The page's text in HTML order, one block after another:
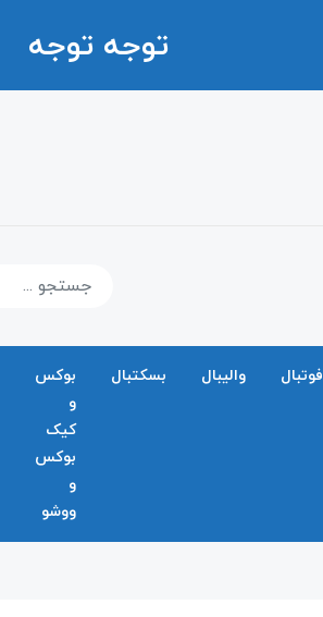
توجه توجه
فوتبال والیبال بسکتبال
بوکس
و
کیک
بوکس
و
ووشو